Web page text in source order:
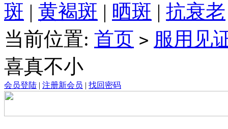
斑 | 黄褐斑 | 晒斑 | 抗衰老
当前位置: 首页 > 服用见
喜真不小
会员登陆 | 注册新会员 | 找回密码